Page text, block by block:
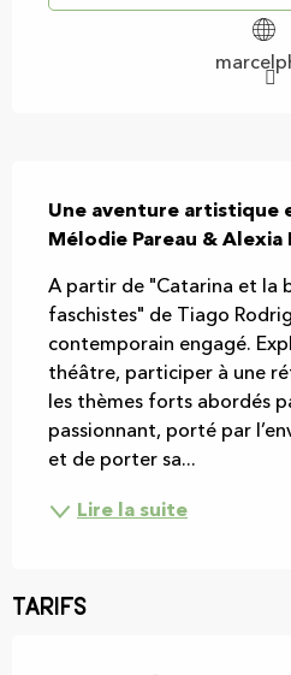
Une aventure artistique
Mélodie Pareau & Alexia
A partir de "Catarina et la
faschistes" de Tiago
contemporain engagé.
théâtre, participer à une
les thèmes forts abordés
passionnant, porté par
et de porter sa...
Lire la suite
Tarifs